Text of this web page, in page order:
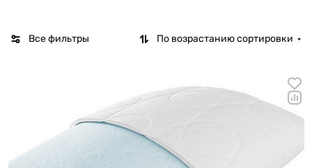
Все фильтры По возрастанию сортировки